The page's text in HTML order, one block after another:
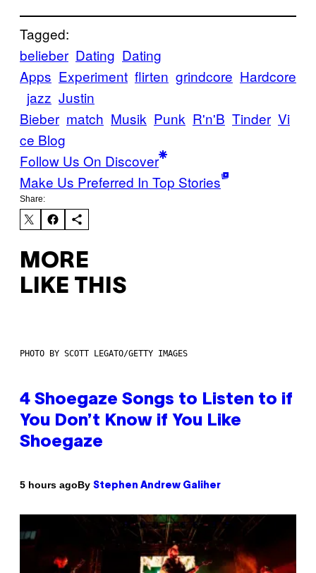
Tagged:
belieber Dating Dating
Apps Experiment flirten grindcore Hardcore
jazz Justin
Bieber match Musik Punk R'n'B Tinder Vi
ce Blog
Follow Us On Discover
Make Us Preferred In Top Stories
Share:
MORE
LIKE THIS
PHOTO BY SCOTT LEGATO/GETTY IMAGES
4 Shoegaze Songs to Listen to if
You Don’t Know if You Like
Shoegaze
5 hours agoBy Stephen Andrew Galiher